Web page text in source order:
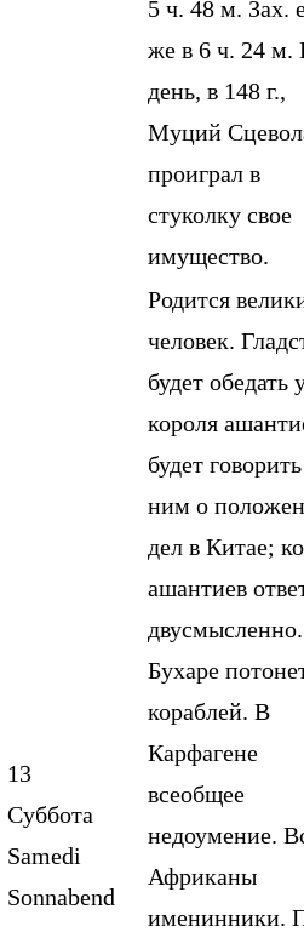
5 ч. 48 м. Зах.
же в 6 ч. 24 м.
день, в 148 г.,
Муций
проиграл в
стуколку свое
имущество.
13
Суббота
Samedi
Sonnabend
Родится
человек.
будет обедать
короля
будет
ним о
дел в Китае;
ашантиев
Бухаре
кораблей. В
Карфагене
всеобщее
недоумение.
Африканы
именинники.